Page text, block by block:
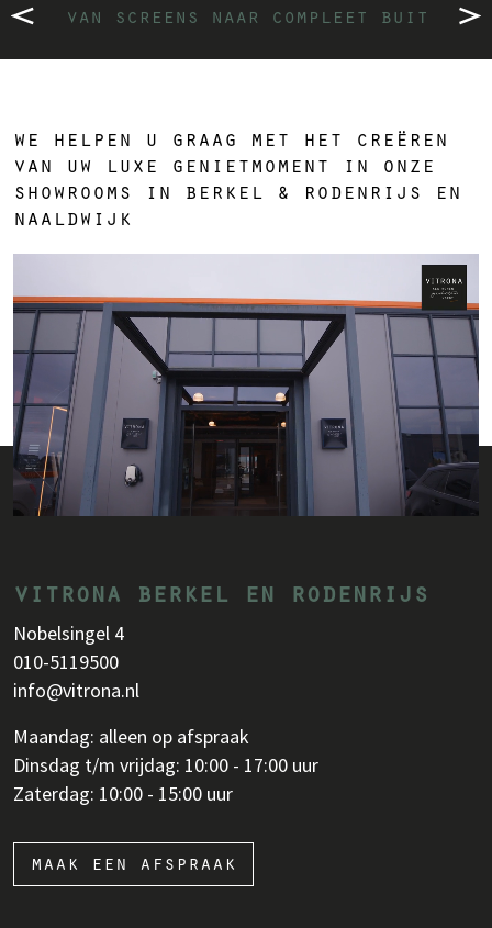
van screens naar compleet
we helpen u graag met het creëren
van uw luxe genietmoment in onze
showrooms in berkel & rodenrijs en
naaldwijk
vitrona berkel en rodenrijs
Nobelsingel 4
010-5119500
info@vitrona.nl
Maandag: alleen op afspraak
Dinsdag t/m vrijdag: 10:00 - 17:00 uur
Zaterdag: 10:00 - 15:00 uur
maak een afspraak